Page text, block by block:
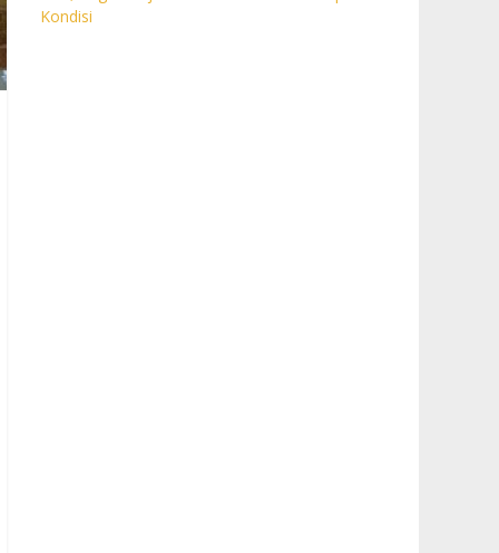
Kondisi